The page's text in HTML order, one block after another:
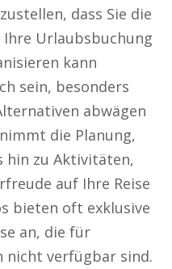
dass Sie die
Urlaubsbuchung
kann
sein, besonders
abwägen
die Planung,
hin zu Aktivitäten,
auf Ihre Reise
bieten oft exklusive
an, die für
nicht verfügbar sind.